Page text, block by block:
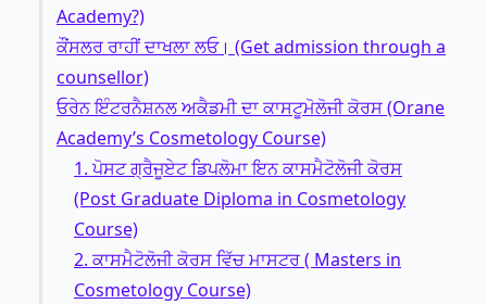
Academy?)
ਕੌਂਸਲਰ ਰਾਹੀਂ ਦਾਖਲਾ ਲਓ। (Get admission through a
counsellor)
ਓਰੇਨ ਇੰਟਰਨੈਸ਼ਨਲ ਅਕੈਡਮੀ ਦਾ ਕਾਸਟੂਮੋਲੋਜੀ ਕੋਰਸ (Orane
Academy’s Cosmetology Course)
1. ਪੋਸਟ ਗ੍ਰੈਜੂਏਟ ਡਿਪਲੋਮਾ ਇਨ ਕਾਸਮੈਟੋਲੋਜੀ ਕੋਰਸ
(Post Graduate Diploma in Cosmetology
Course)
2. ਕਾਸਮੈਟੋਲੋਜੀ ਕੋਰਸ ਵਿੱਚ ਮਾਸਟਰ ( Masters in
Cosmetology Course)